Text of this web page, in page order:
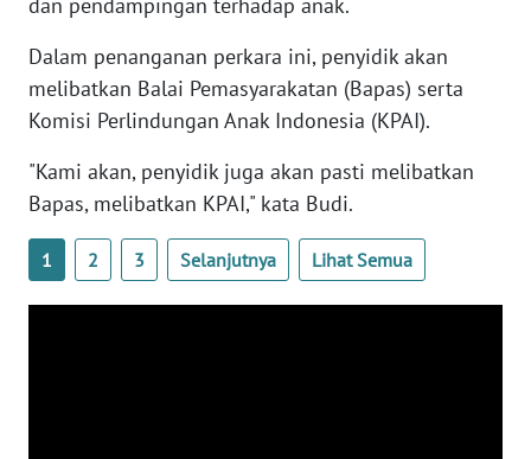
Dalam penanganan perkara ini, penyidik akan
melibatkan Balai Pemasyarakatan (Bapas) serta
Komisi Perlindungan Anak Indonesia (KPAI).
"Kami akan, penyidik juga akan pasti melibatkan
Bapas, melibatkan KPAI," kata Budi.
1 2 3 Selanjutnya Lihat Semua
NTT
WN
WN
PAPUA